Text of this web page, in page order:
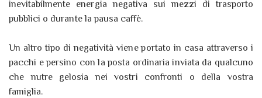
inevitabilmente energia negativa sui mezzi di trasporto
pubblici o durante la pausa caffè.
Un altro tipo di negatività viene portato in casa attraverso i
pacchi e persino con la posta ordinaria inviata da qualcuno
che nutre gelosia nei vostri confronti o della vostra
famiglia.